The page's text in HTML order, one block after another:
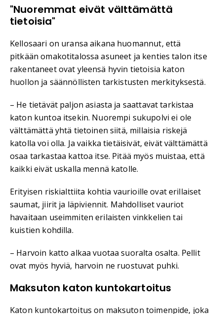
"Nuoremmat eivät välttämättä
tietoisia"
Kellosaari on uransa aikana huomannut, että
pitkään omakotitalossa asuneet ja kenties talon itse
rakentaneet ovat yleensä hyvin tietoisia katon
huollon ja säännöllisten tarkistusten merkityksestä.
– He tietävät paljon asiasta ja saattavat tarkistaa
katon kuntoa itsekin. Nuorempi sukupolvi ei ole
välttämättä yhtä tietoinen siitä, millaisia riskejä
katolla voi olla. Ja vaikka tietäisivät, eivät välttämättä
osaa tarkastaa kattoa itse. Pitää myös muistaa, että
kaikki eivät uskalla mennä katolle.
Erityisen riskialttiita kohtia vaurioille ovat erillaiset
saumat, jiirit ja läpiviennit. Mahdolliset vauriot
havaitaan useimmiten erilaisten vinkkelien tai
kuistien kohdilla.
– Harvoin katto alkaa vuotaa suoralta osalta. Pellit
ovat myös hyviä, harvoin ne ruostuvat puhki.
Maksuton katon kuntokartoitus
Katon kuntokartoitus on maksuton toimenpide, joka